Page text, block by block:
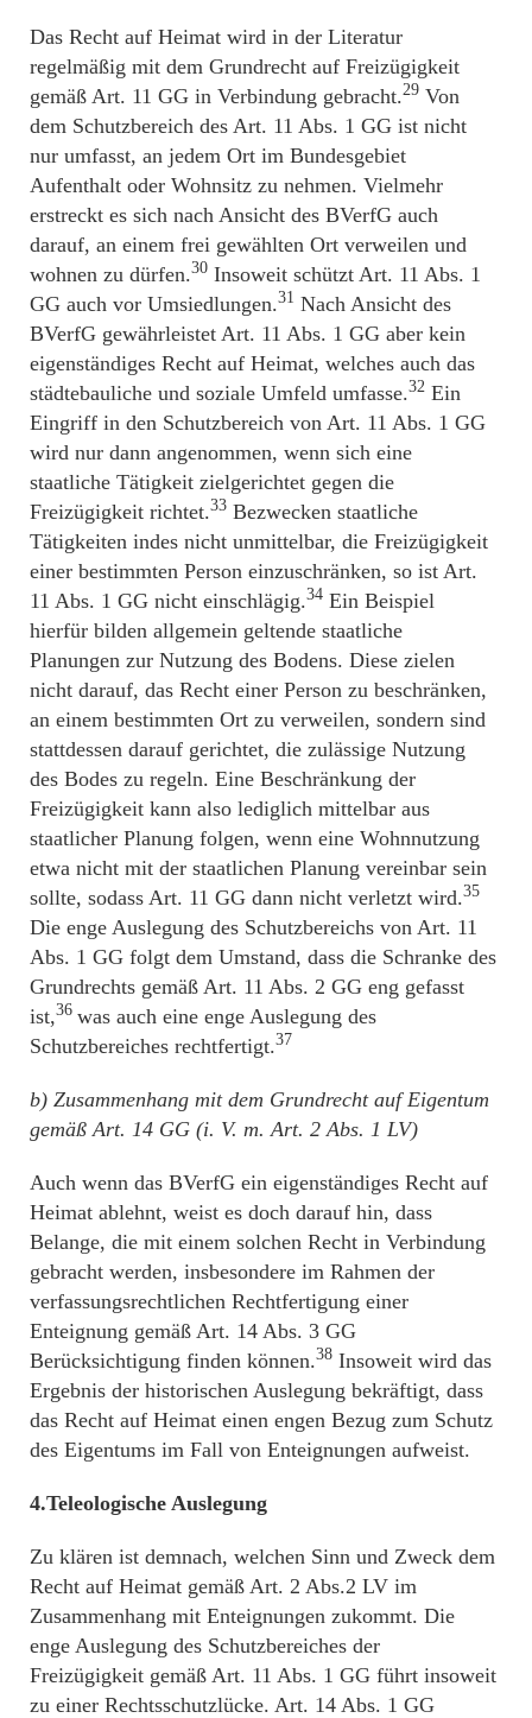
Das Recht auf Heimat wird in der Literatur
regelmäßig mit dem Grundrecht auf Freizügigkeit
gemäß Art. 11 GG in Verbindung gebracht.29 Von
dem Schutzbereich des Art. 11 Abs. 1 GG ist nicht
nur umfasst, an jedem Ort im Bundesgebiet
Aufenthalt oder Wohnsitz zu nehmen. Vielmehr
erstreckt es sich nach Ansicht des BVerfG auch
darauf, an einem frei gewählten Ort verweilen und
wohnen zu dürfen.30 Insoweit schützt Art. 11 Abs. 1
GG auch vor Umsiedlungen.31 Nach Ansicht des
BVerfG gewährleistet Art. 11 Abs. 1 GG aber kein
eigenständiges Recht auf Heimat, welches auch das
städtebauliche und soziale Umfeld umfasse.32 Ein
Eingriff in den Schutzbereich von Art. 11 Abs. 1 GG
wird nur dann angenommen, wenn sich eine
staatliche Tätigkeit zielgerichtet gegen die
Freizügigkeit richtet.33 Bezwecken staatliche
Tätigkeiten indes nicht unmittelbar, die Freizügigkeit
einer bestimmten Person einzuschränken, so ist Art.
11 Abs. 1 GG nicht einschlägig.34 Ein Beispiel
hierfür bilden allgemein geltende staatliche
Planungen zur Nutzung des Bodens. Diese zielen
nicht darauf, das Recht einer Person zu beschränken,
an einem bestimmten Ort zu verweilen, sondern sind
stattdessen darauf gerichtet, die zulässige Nutzung
des Bodes zu regeln. Eine Beschränkung der
Freizügigkeit kann also lediglich mittelbar aus
staatlicher Planung folgen, wenn eine Wohnnutzung
etwa nicht mit der staatlichen Planung vereinbar sein
sollte, sodass Art. 11 GG dann nicht verletzt wird.35
Die enge Auslegung des Schutzbereichs von Art. 11
Abs. 1 GG folgt dem Umstand, dass die Schranke des
Grundrechts gemäß Art. 11 Abs. 2 GG eng gefasst
ist,36 was auch eine enge Auslegung des
Schutzbereiches rechtfertigt.37
b) Zusammenhang mit dem Grundrecht auf Eigentum
gemäß Art. 14 GG (i. V. m. Art. 2 Abs. 1 LV)
Auch wenn das BVerfG ein eigenständiges Recht auf
Heimat ablehnt, weist es doch darauf hin, dass
Belange, die mit einem solchen Recht in Verbindung
gebracht werden, insbesondere im Rahmen der
verfassungsrechtlichen Rechtfertigung einer
Enteignung gemäß Art. 14 Abs. 3 GG
Berücksichtigung finden können.38 Insoweit wird das
Ergebnis der historischen Auslegung bekräftigt, dass
das Recht auf Heimat einen engen Bezug zum Schutz
des Eigentums im Fall von Enteignungen aufweist.
4.Teleologische Auslegung
Zu klären ist demnach, welchen Sinn und Zweck dem
Recht auf Heimat gemäß Art. 2 Abs.2 LV im
Zusammenhang mit Enteignungen zukommt. Die
enge Auslegung des Schutzbereiches der
Freizügigkeit gemäß Art. 11 Abs. 1 GG führt insoweit
zu einer Rechtsschutzlücke. Art. 14 Abs. 1 GG